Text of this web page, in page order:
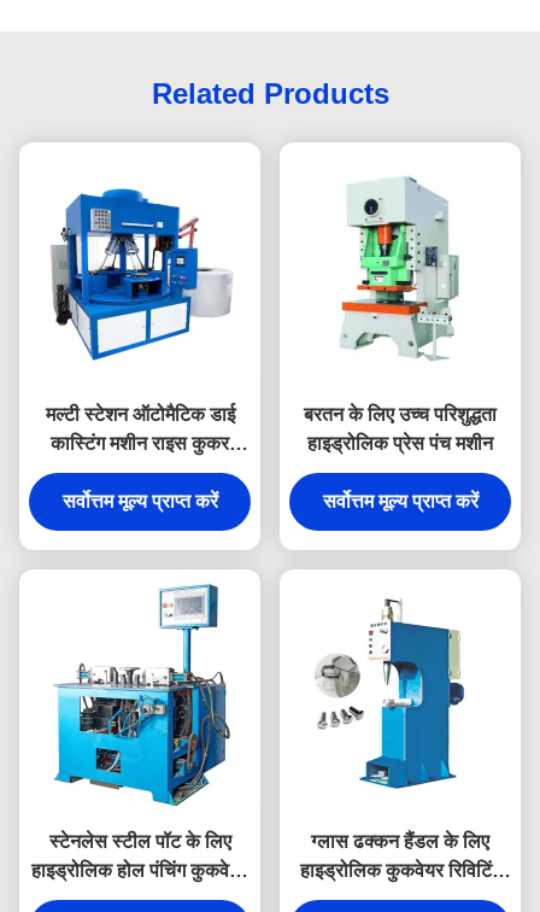
Related Products
मल्टी स्टेशन ऑटोमैटिक डाई
कास्टिंग मशीन राइस कुकर
हीटिंग प्लेट के लिए
सर्वोत्तम मूल्य प्राप्त करें
बरतन के लिए उच्च परिशुद्धता
हाइड्रोलिक प्रेस पंच मशीन
सर्वोत्तम मूल्य प्राप्त करें
स्टेनलेस स्टील पॉट के लिए
हाइड्रोलिक होल पंचिंग कुकवेयर
रिवेटिंग मशीन
ग्लास ढक्कन हैंडल के लिए
हाइड्रोलिक कुकवेयर रिविटिंग
मशीन कुकवेयर के लिए रिविटिंग